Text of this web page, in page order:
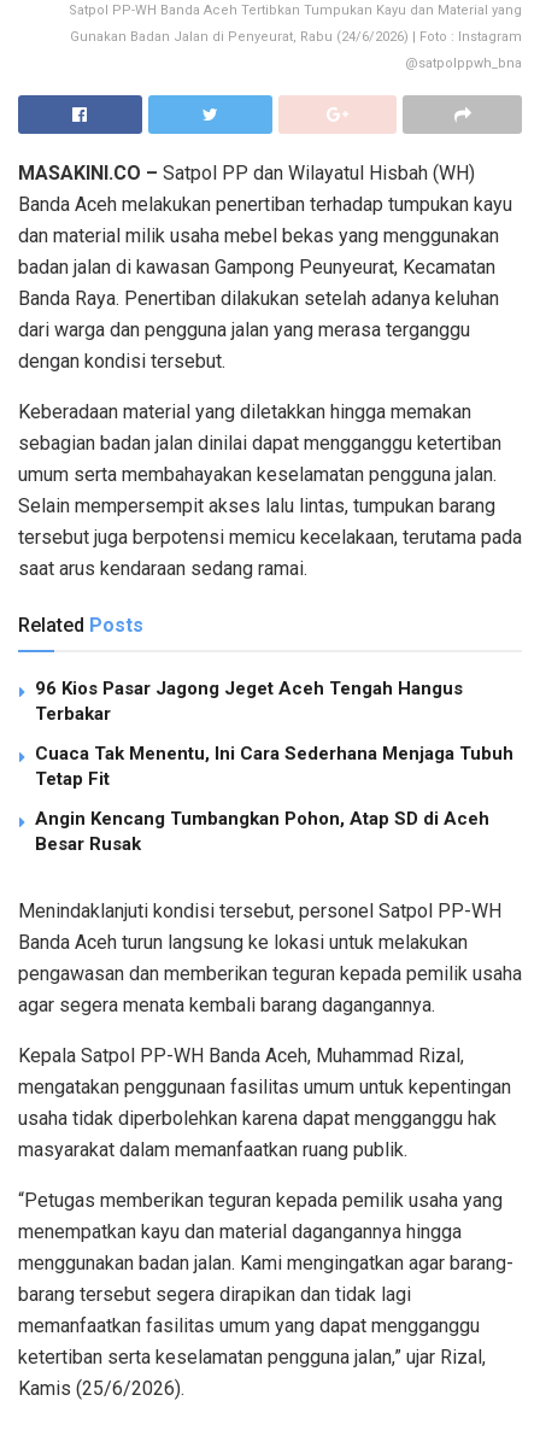
Satpol PP-WH Banda Aceh Tertibkan Tumpukan Kayu dan Material yang
Gunakan Badan Jalan di Penyeurat, Rabu (24/6/2026) | Foto : Instagram
@satpolppwh_bna
MASAKINI.CO – Satpol PP dan Wilayatul Hisbah (WH)
Banda Aceh melakukan penertiban terhadap tumpukan kayu
dan material milik usaha mebel bekas yang menggunakan
badan jalan di kawasan Gampong Peunyeurat, Kecamatan
Banda Raya. Penertiban dilakukan setelah adanya keluhan
dari warga dan pengguna jalan yang merasa terganggu
dengan kondisi tersebut.
Keberadaan material yang diletakkan hingga memakan
sebagian badan jalan dinilai dapat mengganggu ketertiban
umum serta membahayakan keselamatan pengguna jalan.
Selain mempersempit akses lalu lintas, tumpukan barang
tersebut juga berpotensi memicu kecelakaan, terutama pada
saat arus kendaraan sedang ramai.
Related Posts
96 Kios Pasar Jagong Jeget Aceh Tengah Hangus
Terbakar
Cuaca Tak Menentu, Ini Cara Sederhana Menjaga Tubuh
Tetap Fit
Angin Kencang Tumbangkan Pohon, Atap SD di Aceh
Besar Rusak
Menindaklanjuti kondisi tersebut, personel Satpol PP-WH
Banda Aceh turun langsung ke lokasi untuk melakukan
pengawasan dan memberikan teguran kepada pemilik usaha
agar segera menata kembali barang dagangannya.
Kepala Satpol PP-WH Banda Aceh, Muhammad Rizal,
mengatakan penggunaan fasilitas umum untuk kepentingan
usaha tidak diperbolehkan karena dapat mengganggu hak
masyarakat dalam memanfaatkan ruang publik.
“Petugas memberikan teguran kepada pemilik usaha yang
menempatkan kayu dan material dagangannya hingga
menggunakan badan jalan. Kami mengingatkan agar barang-
barang tersebut segera dirapikan dan tidak lagi
memanfaatkan fasilitas umum yang dapat mengganggu
ketertiban serta keselamatan pengguna jalan,” ujar Rizal,
Kamis (25/6/2026).